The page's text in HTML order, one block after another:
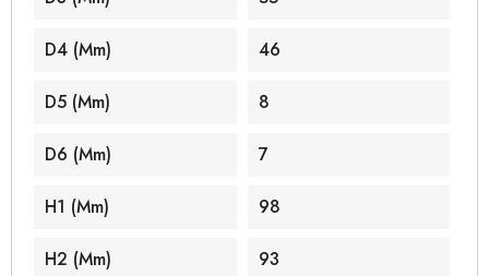
D4 (mm) 46
D5 (mm) 8
D6 (mm) 7
H1 (mm) 98
H2 (mm) 93